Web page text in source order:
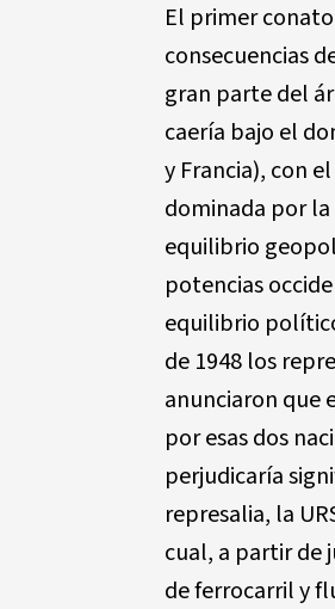
El primer
consecuencias
gran parte del
caería bajo el
y Francia), con
dominada por
equilibrio
potencias
equilibrio
de 1948 los
anunciaron que
por esas dos
perjudicaría
represalia, la
cual, a partir de
de ferrocarril y